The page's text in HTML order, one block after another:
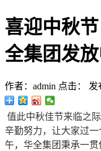
喜迎中秋
全集团发
作者：admin 点击： 发
值此中秋佳节来临之
辛勤努力，让大家过
午，华全集团秉承一